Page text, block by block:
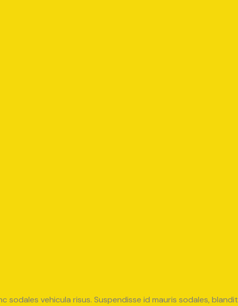
sodales vehicula risus. Suspendisse id mauris sodales,